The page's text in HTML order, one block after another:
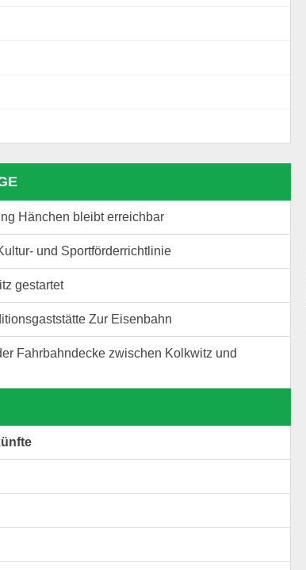
Hänchen bleibt erreichbar
und Sportförderrichtlinie
gestartet
Zur Eisenbahn
Fahrbahndecke zwischen Kolkwitz und